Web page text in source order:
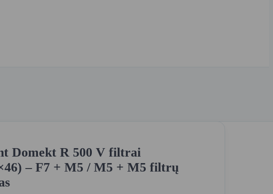
Domekt R 500 V filtrai
– F7 + M5 / M5 + M5 filtrų